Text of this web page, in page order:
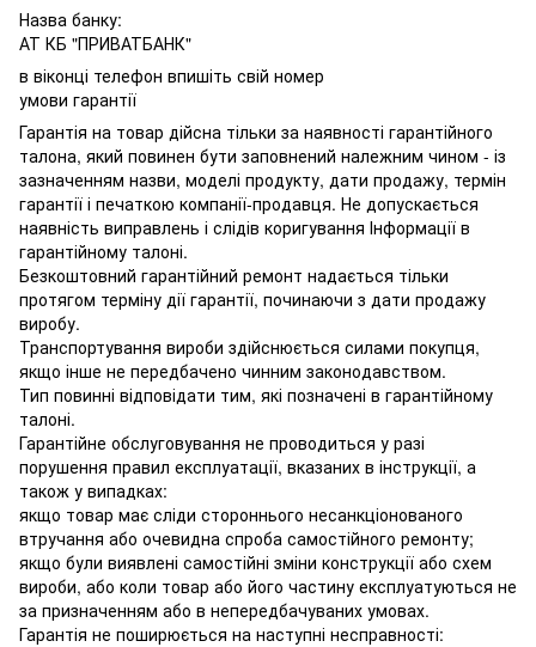
Назва банку:
АТ КБ "ПРИВАТБАНК"
в віконці телефон впишіть свій номер
умови гарантії
Гарантія на товар дійсна тільки за наявності гарантійного
талона, який повинен бути заповнений належним чином - із
зазначенням назви, моделі продукту, дати продажу, термін
гарантії і печаткою компанії-продавця. Не допускається
наявність виправлень і слідів коригування Інформації в
гарантійному талоні.
Безкоштовний гарантійний ремонт надається тільки
протягом терміну дії гарантії, починаючи з дати продажу
виробу.
Транспортування вироби здійснюється силами покупця,
якщо інше не передбачено чинним законодавством.
Тип повинні відповідати тим, які позначені в гарантійному
талоні.
Гарантійне обслуговування не проводиться у разі
порушення правил експлуатації, вказаних в інструкції, а
також у випадках:
якщо товар має сліди стороннього несанкціонованого
втручання або очевидна спроба самостійного ремонту;
якщо були виявлені самостійні зміни конструкції або схем
вироби, або коли товар або його частину експлуатуються не
за призначенням або в непередбачуваних умовах.
Гарантія не поширюється на наступні несправності: